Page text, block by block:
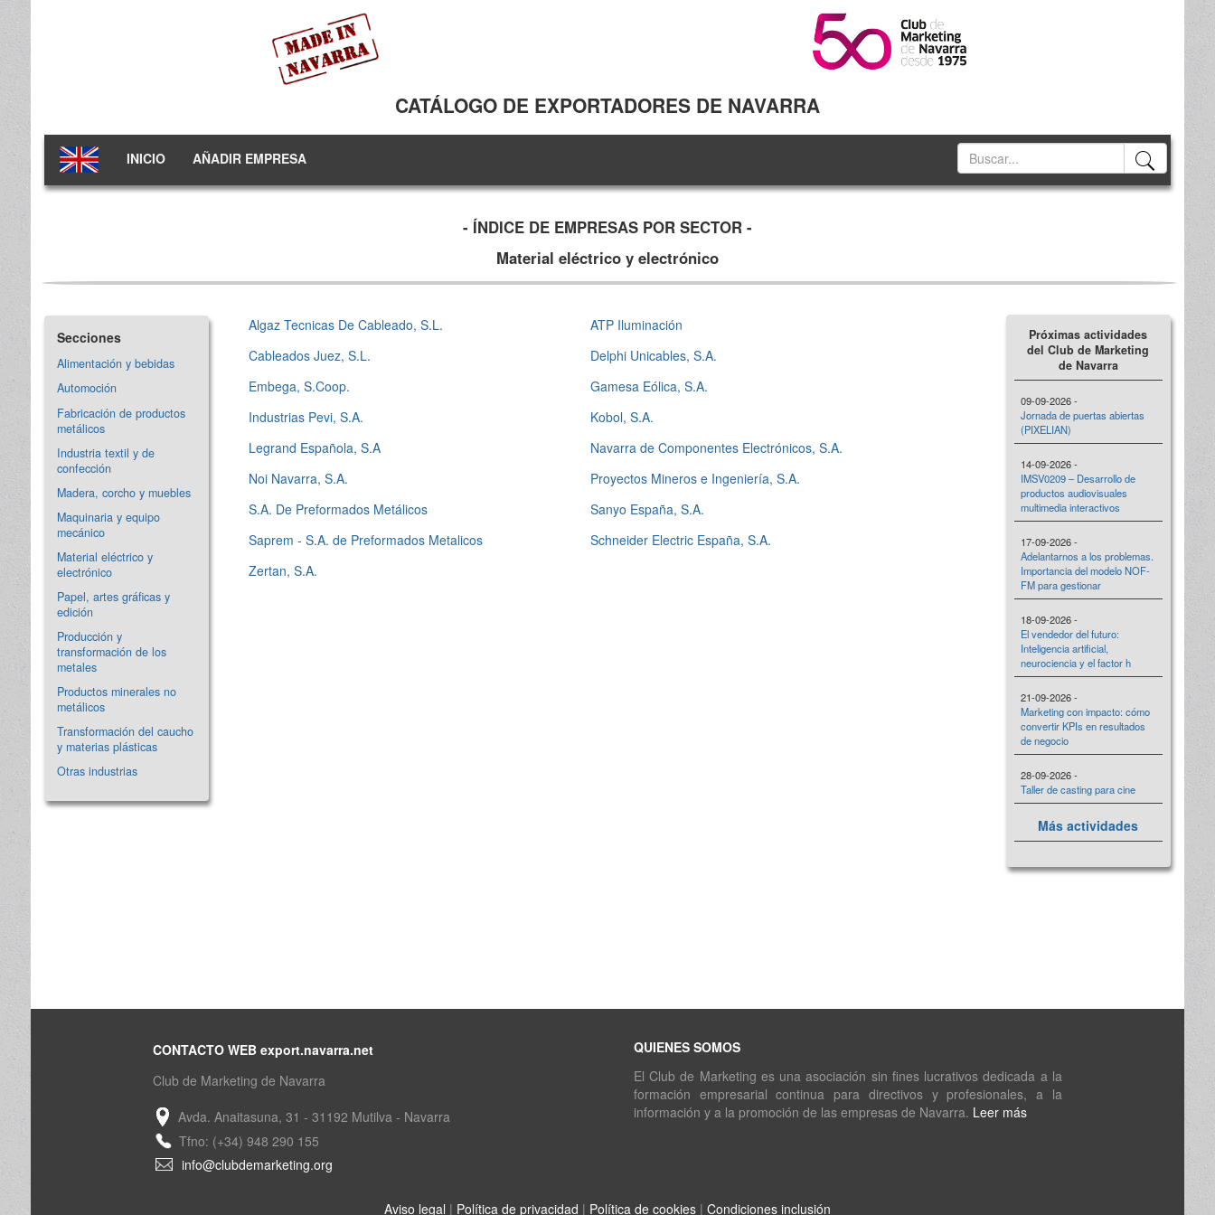
CATÁLOGO DE EXPORTADORES DE NAVARRA
INICIO AÑADIR EMPRESA
- ÍNDICE DE EMPRESAS POR SECTOR -
Material eléctrico y electrónico
Secciones
Alimentación y bebidas
Automoción
Fabricación de productos
metálicos
Industria textil y de
confección
Madera, corcho y muebles
Maquinaria y equipo
mecánico
Material eléctrico y
electrónico
Papel, artes gráficas y
edición
Producción y
transformación de los
metales
Productos minerales no
metálicos
Transformación del caucho
y materias plásticas
Otras industrias
Algaz Tecnicas De Cableado, S.L.
ATP Iluminación
Cableados Juez, S.L.
Delphi Unicables, S.A.
Embega, S.Coop.
Gamesa Eólica, S.A.
Industrias Pevi, S.A.
Kobol, S.A.
Legrand Española, S.A
Navarra de Componentes Electrónicos, S.A.
Noi Navarra, S.A.
Proyectos Mineros e Ingeniería, S.A.
S.A. De Preformados Metálicos
Sanyo España, S.A.
Saprem - S.A. de Preformados Metalicos
Schneider Electric España, S.A.
Zertan, S.A.
Próximas actividades
del Club de Marketing
de Navarra
09-09-2026 -
Jornada de puertas abiertas
(PIXELIAN)
14-09-2026 -
IMSV0209 – Desarrollo de
productos audiovisuales
multimedia interactivos
17-09-2026 -
Adelantarnos a los problemas.
Importancia del modelo NOF-
FM para gestionar
18-09-2026 -
El vendedor del futuro:
Inteligencia artificial,
neurociencia y el factor h
21-09-2026 -
Marketing con impacto: cómo
convertir KPIs en resultados
de negocio
28-09-2026 -
Taller de casting para cine
Más actividades
CONTACTO WEB export.navarra.net
Club de Marketing de Navarra
Avda. Anaitasuna, 31 - 31192 Mutilva - Navarra
Tfno: (+34) 948 290 155
info@clubdemarketing.org
QUIENES SOMOS
El Club de Marketing es una asociación sin fines lucrativos dedicada a la
formación empresarial continua para directivos y profesionales, a la
información y a la promoción de las empresas de Navarra. Leer más
Aviso legal | Política de privacidad | Política de cookies| Condiciones inclusión